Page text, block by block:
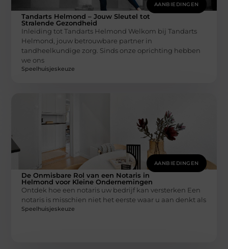
AANBIEDINGEN
Tandarts Helmond – Jouw Sleutel tot
Stralende Gezondheid
Inleiding tot Tandarts Helmond Welkom bij Tandarts
Helmond, jouw betrouwbare partner in
tandheelkundige zorg. Sinds onze oprichting hebben
we ons
Speelhuisjeskeuze
AANBIEDINGEN
De Onmisbare Rol van een Notaris in
Helmond voor Kleine Ondernemingen
Ontdek hoe een notaris uw bedrijf kan versterken Een
notaris is misschien niet het eerste waar u aan denkt als
Speelhuisjeskeuze